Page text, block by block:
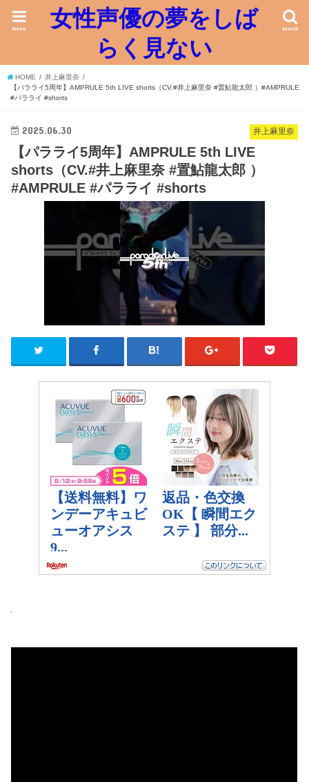
女性声優の夢をしば
らく見ない
search
menu
HOME
井上麻里奈
【パラライ5周年】AMPRULE 5th LIVE shorts（CV.#井上麻里奈 #置鮎龍太郎 ）#AMPRULE
#パラライ #shorts
井上麻里奈
2025.06.30
【パラライ5周年】AMPRULE 5th LIVE
shorts（CV.#井上麻里奈 #置鮎龍太郎 ）
#AMPRULE #パラライ #shorts